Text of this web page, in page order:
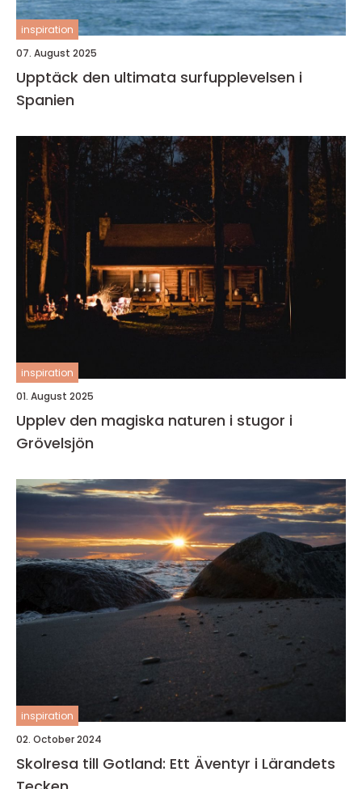
inspiration
07. August 2025
Upptäck den ultimata surfupplevelsen i
Spanien
inspiration
01. August 2025
Upplev den magiska naturen i stugor i
Grövelsjön
inspiration
02. October 2024
Skolresa till Gotland: Ett Äventyr i Lärandets